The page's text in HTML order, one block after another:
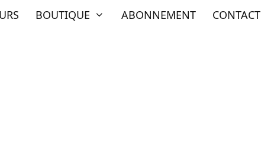
BOUTIQUE ABONNEMENT CONTACT